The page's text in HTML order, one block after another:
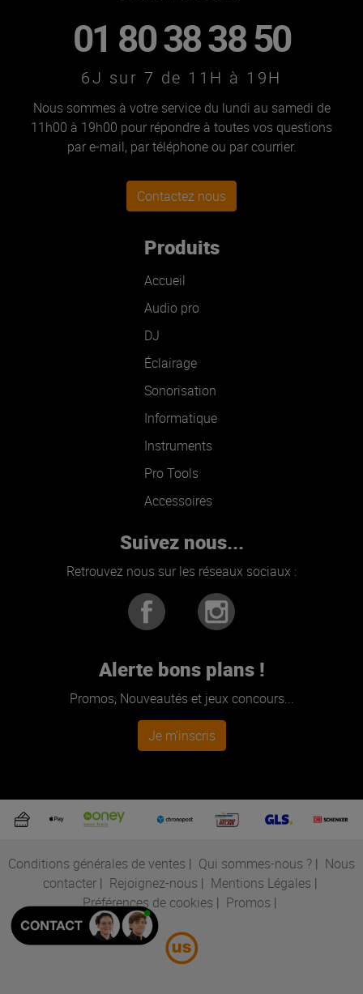
01 80 38 38 50
6J sur 7 de 11H à 19H
Nous sommes à votre service du lundi au samedi de
11h00 à 19h00 pour répondre à toutes vos questions
par e-mail, par téléphone ou par courrier.
Contactez nous
Produits
Accueil
Audio pro
DJ
Éclairage
Sonorisation
Informatique
Instruments
Pro Tools
Accessoires
Suivez nous...
Retrouvez nous sur les réseaux sociaux :
Alerte bons plans !
Promos, Nouveautés et jeux concours...
Je m'inscris
Conditions générales de ventes | Qui sommes-nous ? | Nous
contacter| Rejoignez-nous | Mentions Légales |
Préférences de cookies | Promos |